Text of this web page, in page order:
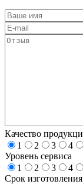
Качество
1
2 3 4
Уровень сервиса
1
2 3 4
Срок изготовления